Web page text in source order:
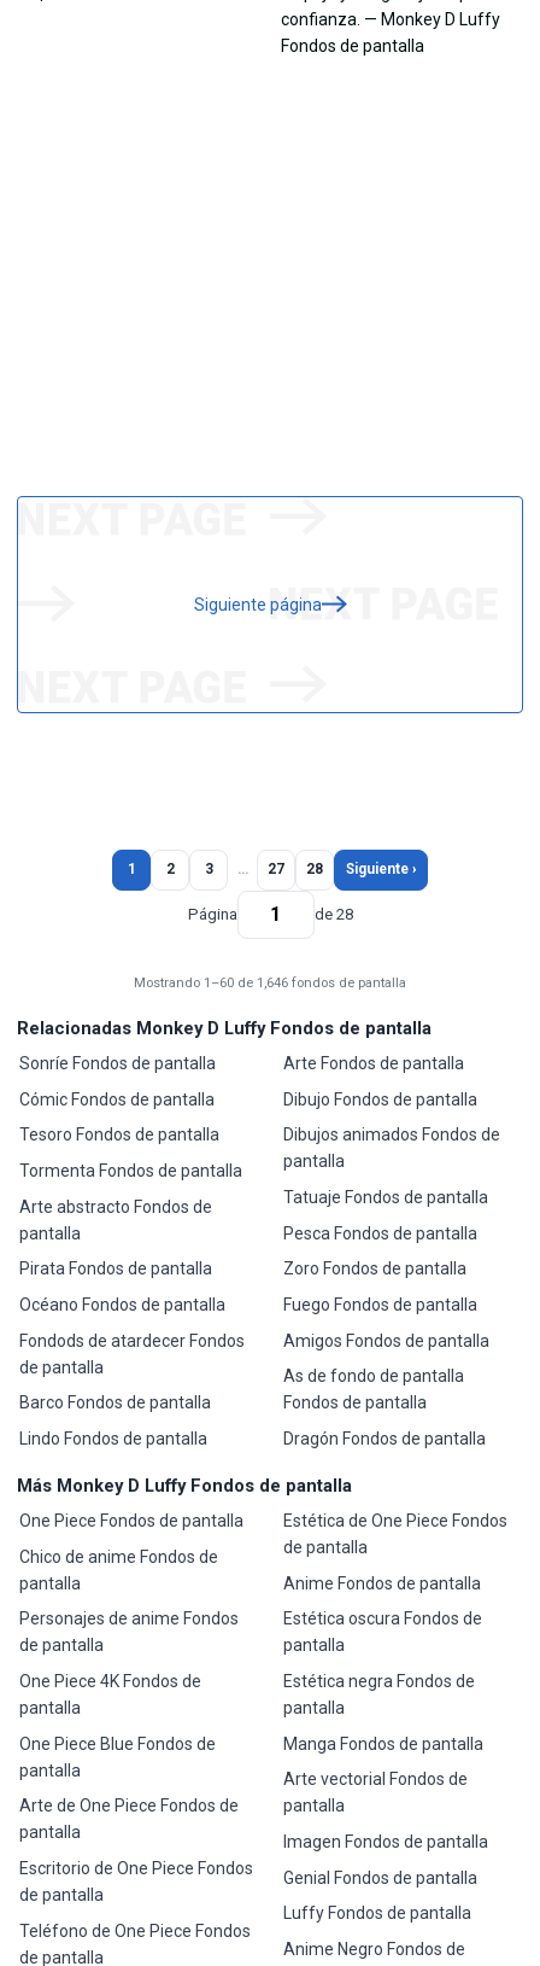
Siguiente página
1 2 3 … 27 28 Siguiente ›
Página de 28
Mostrando 1–60 de 1,646 fondos de pantalla
Relacionadas Monkey D Luffy Fondos de pantalla
Sonríe Fondos de pantalla
Cómic Fondos de pantalla
Tesoro Fondos de pantalla
Tormenta Fondos de pantalla
Arte abstracto Fondos de
pantalla
Pirata Fondos de pantalla
Océano Fondos de pantalla
Fondods de atardecer Fondos
de pantalla
Barco Fondos de pantalla
Lindo Fondos de pantalla
Arte Fondos de pantalla
Dibujo Fondos de pantalla
Dibujos animados Fondos de
pantalla
Tatuaje Fondos de pantalla
Pesca Fondos de pantalla
Zoro Fondos de pantalla
Fuego Fondos de pantalla
Amigos Fondos de pantalla
As de fondo de pantalla
Fondos de pantalla
Dragón Fondos de pantalla
Más Monkey D Luffy Fondos de pantalla
One Piece Fondos de pantalla
Chico de anime Fondos de
pantalla
Personajes de anime Fondos
de pantalla
One Piece 4K Fondos de
pantalla
One Piece Blue Fondos de
pantalla
Arte de One Piece Fondos de
pantalla
Escritorio de One Piece Fondos
de pantalla
Teléfono de One Piece Fondos
de pantalla
Estética de One Piece Fondos
de pantalla
Anime Fondos de pantalla
Estética oscura Fondos de
pantalla
Estética negra Fondos de
pantalla
Manga Fondos de pantalla
Arte vectorial Fondos de
pantalla
Imagen Fondos de pantalla
Genial Fondos de pantalla
Luffy Fondos de pantalla
Anime Negro Fondos de